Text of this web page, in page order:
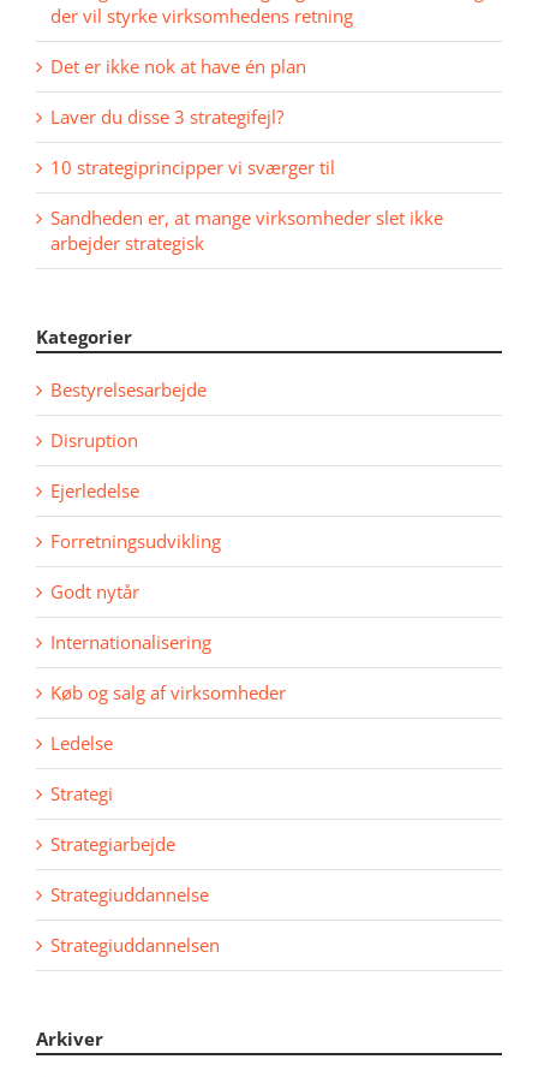
der vil styrke virksomhedens retning
Det er ikke nok at have én plan
Laver du disse 3 strategifejl?
10 strategiprincipper vi sværger til
Sandheden er, at mange virksomheder slet ikke
arbejder strategisk
Kategorier
Bestyrelsesarbejde
Disruption
Ejerledelse
Forretningsudvikling
Godt nytår
Internationalisering
Køb og salg af virksomheder
Ledelse
Strategi
Strategiarbejde
Strategiuddannelse
Strategiuddannelsen
Arkiver